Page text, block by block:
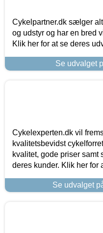
Cykelpartner.dk sælger
og udstyr og har en bred
Klik her for at se deres
Se udvalget
Cykelexperten.dk vil
kvalitetsbevidst
kvalitet, gode priser samt
deres kunder. Klik her for
Se udvalget